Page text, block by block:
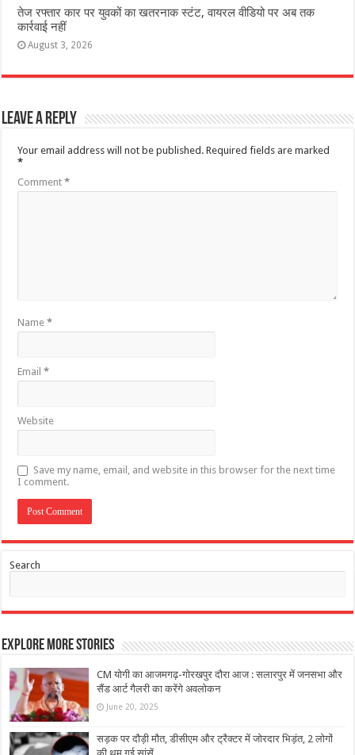
तेज रफ्तार कार पर युवकों का खतरनाक स्टंट, वायरल वीडियो पर अब तक
कार्रवाई नहीं
August 3, 2026
Leave a Reply
Your email address will not be published. Required fields are marked
*
Comment*
Name*
Email*
Website
Save my name, email, and website in this browser for the next time
I comment.
Search
Explore More Stories
CM योगी का आजमगढ़-गोरखपुर दौरा आज : सलारपुर में जनसभा और
सैंड आर्ट गैलरी का करेंगे अवलोकन
June 20, 2025
सड़क पर दौड़ी मौत, डीसीएम और ट्रैक्टर में जोरदार भिड़ंत, 2 लोगों